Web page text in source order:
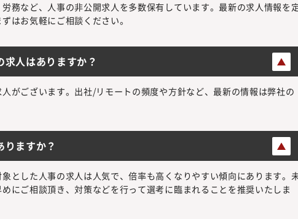
務など、人事の非公開求人を多数保有しています。最新の求人情報を
はお気軽にご相談ください。
人はありますか？
がございます。出社/リモートの頻度や方針など、最新の情報は弊社の
ますか？
とした人事の求人は人気で、倍率も高くなりやすい傾向にあります。
にご相談頂き、対策などを行って選考に臨まれることを推奨いたしま